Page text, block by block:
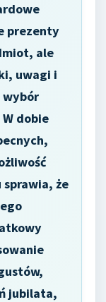
prezenty
ale
uwagi i
wybór
dobie
że
jubilata,